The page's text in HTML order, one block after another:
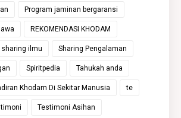
Program jaminan bergaransi
REKOMENDASI KHODAM
sharing ilmu Sharing Pengalaman
Spiritpedia Tahukah anda
Khodam Di Sekitar Manusia te
Testimoni Asihan